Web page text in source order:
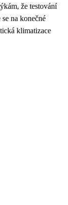
že testování
na konečné
klimatizace